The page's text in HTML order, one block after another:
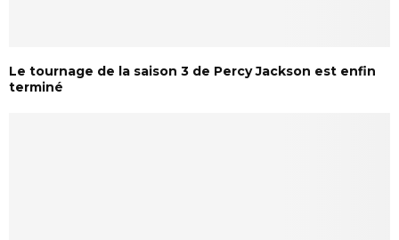
Le tournage de la saison 3 de Percy Jackson est enfin
terminé